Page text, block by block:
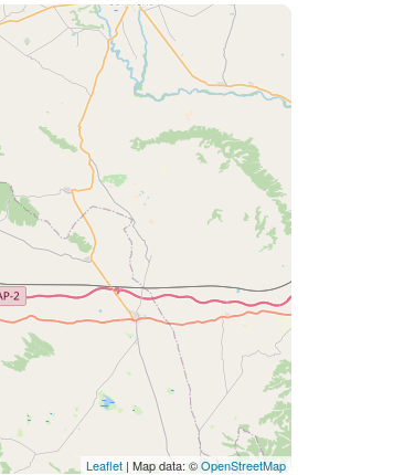
Leaflet | Map data: ©OpenStreetMap